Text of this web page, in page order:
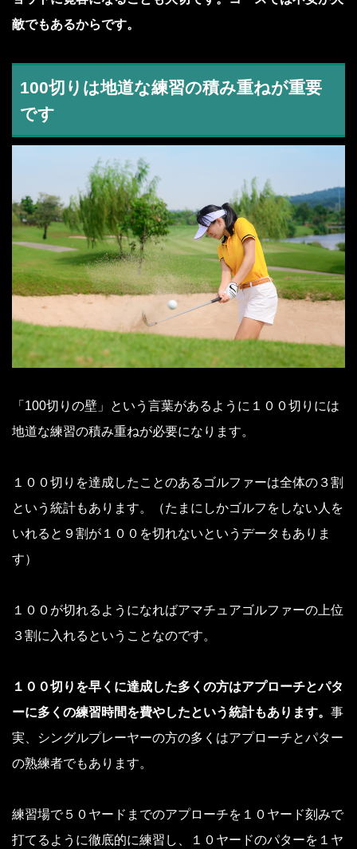
敵でもあるからです。
100切りは地道な練習の積み重ねが重要
です
「100切りの壁」という言葉があるように１００切りには
地道な練習の積み重ねが必要になります。
１００切りを達成したことのあるゴルファーは全体の３割
という統計もあります。（たまにしかゴルフをしない人を
いれると９割が１００を切れないというデータもありま
す）
１００が切れるようになればアマチュアゴルファーの上位
３割に入れるということなのです。
１００切りを早くに達成した多くの方はアプローチとパタ
ーに多くの練習時間を費やしたという統計もあります。 事
実、シングルプレーヤーの方の多くはアプローチとパター
の熟練者でもあります。
練習場で５０ヤードまでのアプローチを１０ヤード刻みで
打てるように徹底的に練習し、１０ヤードのパターを１ヤ